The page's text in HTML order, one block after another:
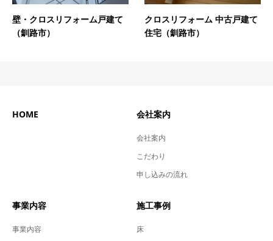
壁・クロスリフォーム戸建て
（釧路市）
クロスリフォーム 中古戸建て
住宅（釧路市）
HOME 会社案内
会社案内
こだわり
申し込みの流れ
事業内容
事業内容
施工事例
床